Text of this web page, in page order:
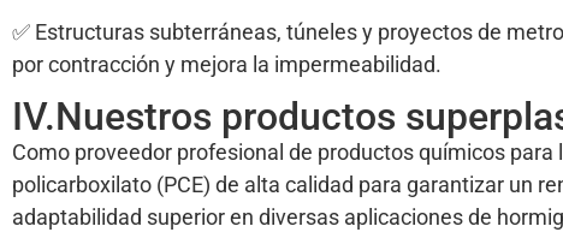
✅ Estructuras subterráneas, túneles y proyectos de
por contracción y mejora la impermeabilidad.
IV.Nuestros productos
Como proveedor profesional de productos químicos
policarboxilato (PCE) de alta calidad para garantizar un
adaptabilidad superior en diversas aplicaciones de